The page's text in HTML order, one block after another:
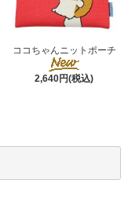
ココちゃんニットポーチ
2,640円(税込)